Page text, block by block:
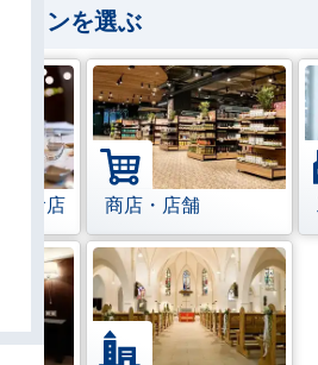
コンを選ぶ
飲食店 商店・店舗